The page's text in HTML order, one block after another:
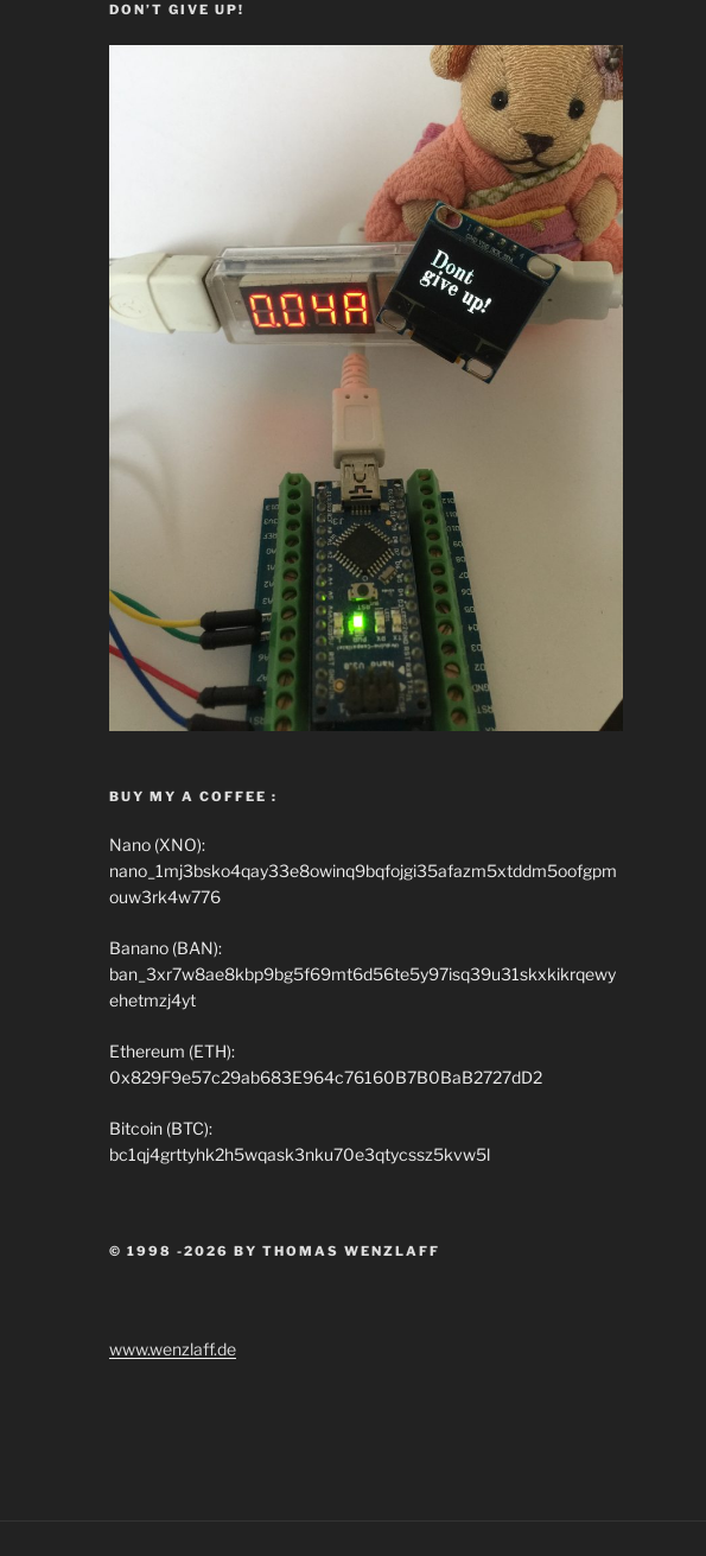
DON’T GIVE UP!
BUY MY A COFFEE :
Nano (XNO):
nano_1mj3bsko4qay33e8owinq9bqfojgi35afazm5xtddm5oofgpm
ouw3rk4w776
Banano (BAN):
ban_3xr7w8ae8kbp9bg5f69mt6d56te5y97isq39u31skxkikrqewy
ehetmzj4yt
Ethereum (ETH):
0x829F9e57c29ab683E964c76160B7B0BaB2727dD2
Bitcoin (BTC):
bc1qj4grttyhk2h5wqask3nku70e3qtycssz5kvw5l
© 1998 -2026 BY THOMAS WENZLAFF
www.wenzlaff.de